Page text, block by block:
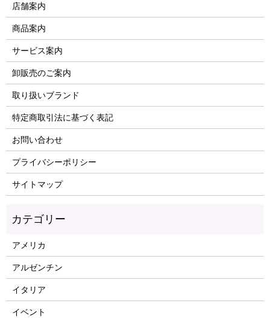
店舗案内
商品案内
サービス案内
卸販売のご案内
取り扱いブランド
特定商取引法に基づく表記
お問い合わせ
プライバシーポリシー
サイトマップ
アメリカ
アルゼンチン
イタリア
イベント